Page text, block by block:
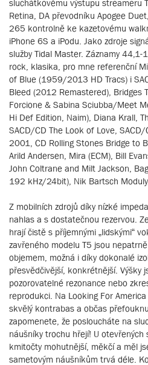
sluchátkovému výstupu streameru
Retina, DA převodníku Apogee
265 kontrolně ke kazetovému
iPhone 6S a iPodu. Jako zdroje
služby Tidal Master. Záznamy
rock, klasika, pro mne referenční
of Blue (1959/2013 HD Tracs) i
Bleed (2012 Remastered), Bridges
Forcione & Sabina Sciubba/Meet
Hi Def Edition, Naim), Diana Krall,
SACD/CD The Look of Love,
2001, CD Rolling Stones Bridge to
Arild Andersen, Mira (ECM), Bill
John Coltrane and Milt Jackson,
192 kHz/24bit), Nik Bartsch
Z mobilních zdrojů díky nízké
nahlas a s dostatečnou rezervou.
hrají čistě s příjemnými „lidskými“
zavřeného modelu T5 jsou
objemem, možná i díky dokonalé
přesvědčivější, konkrétnější. Výšky
pozorovatelné rezonance nebo
reprodukci. Na Looking For
skvělý kontrabas a občas
zapomenete, že posloucháte na
náušníky trochu hřejí! U otevřených
kmitočty mohutnější, měkčí a měl
sametovým náušníkům trvá déle.